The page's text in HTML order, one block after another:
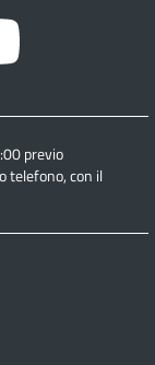
previo
telefono, con il